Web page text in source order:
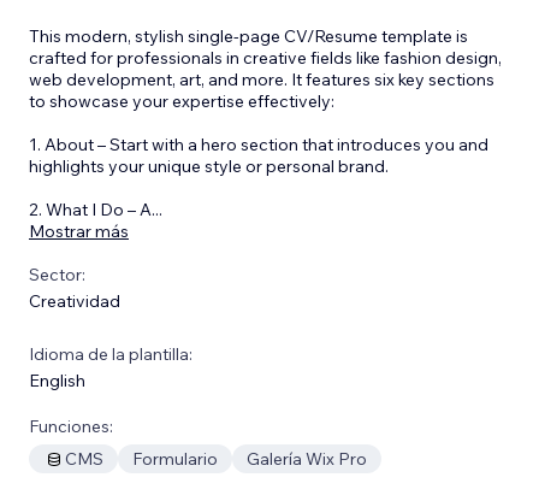
This modern, stylish single-page CV/Resume template is
crafted for professionals in creative fields like fashion design,
web development, art, and more. It features six key sections
to showcase your expertise effectively:
1. About – Start with a hero section that introduces you and
highlights your unique style or personal brand.
2. What I Do – A...
Mostrar más
Sector:
Creatividad
Idioma de la plantilla:
English
Funciones:
CMS
Formulario Galería Wix Pro